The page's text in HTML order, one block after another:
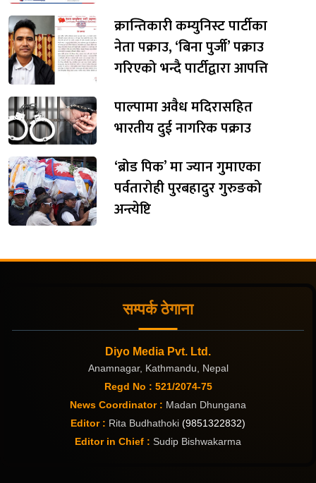
क्रान्तिकारी कम्युनिस्ट पार्टीका
नेता पक्राउ, ‘बिना पुर्जी’ पक्राउ
गरिएको भन्दै पार्टीद्वारा आपत्ति
पाल्पामा अवैध मदिरासहित
भारतीय दुई नागरिक पक्राउ
‘ब्रोड पिक’ मा ज्यान गुमाएका
पर्वतारोही पुरबहादुर गुरुङको
अन्त्येष्टि
सम्पर्क ठेगाना
Diyo Media Pvt. Ltd.
Anamnagar, Kathmandu, Nepal
Regd No : 521/2074-75
News Coordinator : Madan Dhungana
Editor : Rita Budhathoki (9851322832)
Editor in Chief : Sudip Bishwakarma